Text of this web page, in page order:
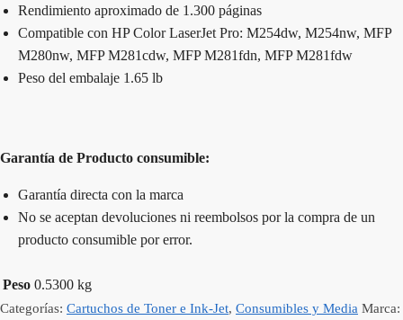
Rendimiento aproximado de 1.300 páginas
Compatible con HP Color LaserJet Pro: M254dw, M254nw, MFP
M280nw, MFP M281cdw, MFP M281fdn, MFP M281fdw
Peso del embalaje 1.65 lb
Garantía de Producto consumible:
Garantía directa con la marca
No se aceptan devoluciones ni reembolsos por la compra de un
producto consumible por error.
Peso 0.5300 kg
Categorías: Cartuchos de Toner e Ink-Jet, Consumibles y Media Marca: